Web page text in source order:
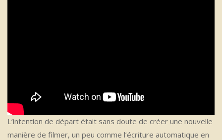
L’intention de départ était sans doute de créer une nouvelle
manière de filmer, un peu comme l’écriture automatique en